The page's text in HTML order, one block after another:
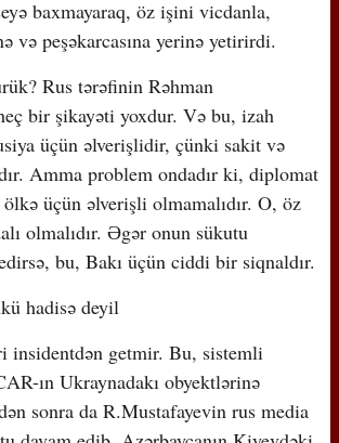
baxmayaraq, öz işini vicdanla,
və peşəkarcasına yerinə yetirirdi.
Rus tərəfinin Rəhman
bir şikayəti yoxdur. Və bu, izah
üçün əlverişlidir, çünki sakit və
Amma problem ondadır ki, diplomat
üçün əlverişli olmamalıdır. O, öz
olmalıdır. Əgər onun sükutu
bu, Bakı üçün ciddi bir siqnaldır.
hadisə deyil
insidentdən getmir. Bu, sistemli
ın Ukraynadakı obyektlərinə
sonra da R.Mustafayevin rus media